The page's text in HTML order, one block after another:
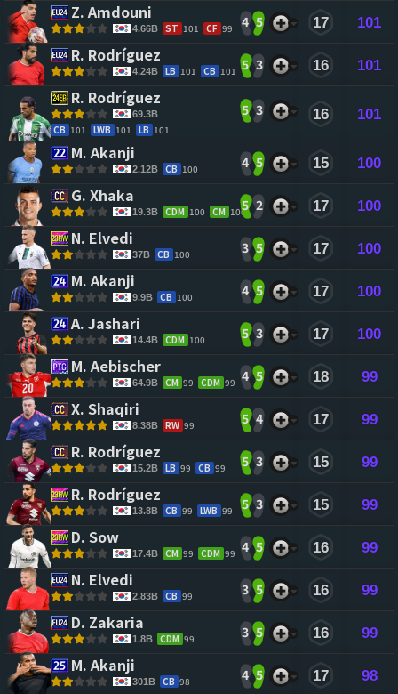
Z. Amdouni
4.66B ST 101 CF 99 4 5 17 101
R. Rodríguez
4.24B LB 101 CB 101 5 3 16 101
R. Rodríguez
69.3B
CB 101 LWB 101 LB 101
5 3 16 101
M. Akanji
2.12B CB 100 4 5 15 100
G. Xhaka
19.3B CDM 100 CM 1005 2 17 100
N. Elvedi
37B CB 100 3 5 17 100
M. Akanji
9.9B CB 100 4 5 17 100
A. Jashari
14.4B CDM 100 5 3 17 100
M. Aebischer
64.9B CM 99 CDM 99 4 5 18 99
X. Shaqiri
8.38B RW 99 5 4 17 99
R. Rodríguez
15.2B LB 99 CB 99 5 3 15 99
R. Rodríguez
13.8B CB 99 LWB 99 5 3 15 99
D. Sow
17.4B CM 99 CDM 99 4 5 16 99
N. Elvedi
2.83B CB 99 3 5 16 99
D. Zakaria
1.8B CDM 99 3 5 16 99
M. Akanji
301B CB 98 4 5 17 98